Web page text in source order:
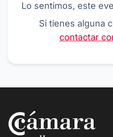
Lo sentimos, este
Si tienes alguna
contactar